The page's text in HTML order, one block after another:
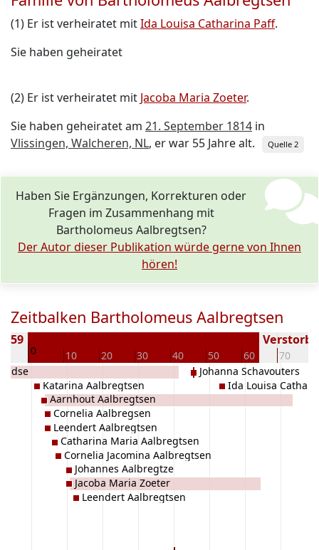
(1) Er ist verheiratet mitIda Louisa Catharina Paff.
Sie haben geheiratet
(2) Er ist verheiratet mit Jacoba Maria Zoeter.
Sie haben geheiratet am 21. September 1814 in
Vlissingen, Walcheren, NL, er war 55 Jahre alt. Quelle 2
Haben Sie Ergänzungen, Korrekturen oder
Fragen im Zusammenhang mit
Bartholomeus Aalbregtsen?
Der Autor dieser Publikation würde gerne von Ihnen
hören!
Zeitbalken Bartholomeus Aalbregtsen
0 10 20 30 40 50 60 70
Katarina Aalbregtsen
Aarnhout Aalbregtsen
Cornelia Aalbregsen
Leendert Aalbregtsen
Catharina Maria Aalbregtsen
Cornelia Jacomina Aalbregtsen
Johannes Aalbregtze
Jacoba Maria Zoeter
Leendert Aalbregtsen
Johanna Schavouters
Ida Louisa